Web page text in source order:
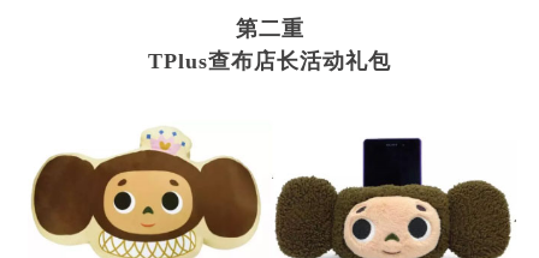
第二重
TPlus查布店长活动礼包